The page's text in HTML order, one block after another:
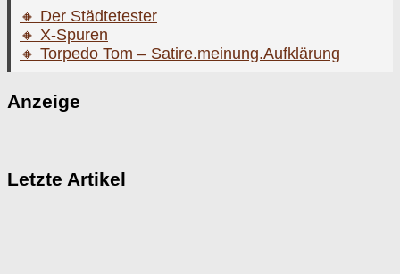
🔸 Der Städtetester
🔸 X-Spuren
🔸 Torpedo Tom – Satire.meinung.Aufklärung
Anzeige
Letzte Artikel